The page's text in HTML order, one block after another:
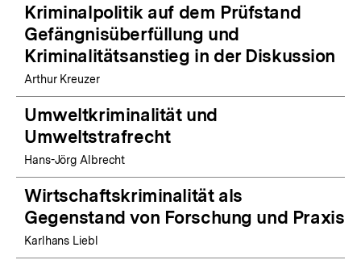
Kriminalpolitik auf dem Prüfstand
Gefängnisüberfüllung und
Kriminalitätsanstieg in der Diskussion
Arthur Kreuzer
Umweltkriminalität und
Umweltstrafrecht
Hans-Jörg Albrecht
Wirtschaftskriminalität als
Gegenstand von Forschung und Praxis
Karlhans Liebl